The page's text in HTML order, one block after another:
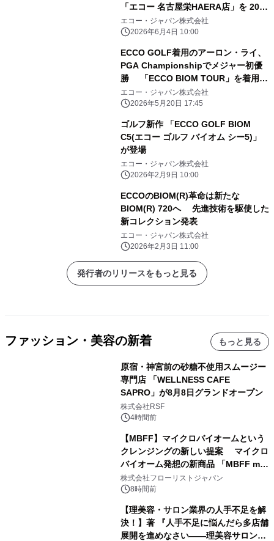
「エコー 名古屋栄HAERA店」を 2026
年6月11日、栄駅直結の新施設
「HAERA(ハエラ)」3階にオープン
エコー・ジャパン株式会社
2026年6月4日 10:00
ECCO GOLF着用のアーロン・ライ、
PGA Championshipでメジャー初優
勝 「ECCO BIOM TOUR」を着用
し、キャリア最大の勝利を達成
エコー・ジャパン株式会社
2026年5月20日 17:45
ゴルフ新作 「ECCO GOLF BIOM
C5(エコー ゴルフ バイオム シー5)」
が登場
エコー・ジャパン株式会社
2026年2月9日 10:00
ECCOのBIOM(R)革命は新たな
BIOM(R) 720へ 先進技術を駆使した
新コレクション発表
エコー・ジャパン株式会社
2026年2月3日 11:00
発行者のリリースをもっと見る
ファッション・美容の新着 もっと見る
原宿・神宮前の砂糖不使用スムージー
専門店 「WELLNESS CAFE
SAPRO」が8月8日グランドオープン
株式会社RSF
4時間前
【MBFF】マイクロバイオームという
クレンジングの新しい提案 マイクロ
バイオーム発想の新商品 「MBFF mb
クレンジングPRO」を2026年8月6日
発売
株式会社フローリストジャパン
8時間前
【理美容・サロン業界の人手不足を解
決！】著 『人手不足に悩んだら多店舗
展開を進めなさい――理美容サロン